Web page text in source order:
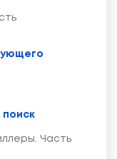
поиск
Часть